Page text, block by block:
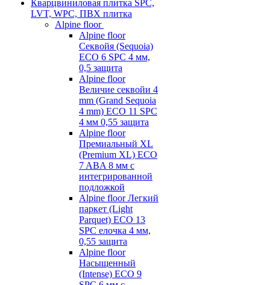
Кварцвиниловая плитка SPC,
LVT, WPC, ПВХ плитка
Alpine floor
Alpine floor
Секвойя (Sequoia)
ECO 6 SPC 4 мм,
0,5 защита
Alpine floor
Величие секвойи 4
mm (Grand Sequoia
4 mm) ECO 11 SPC
4 мм 0,55 защита
Alpine floor
Премиальный XL
(Premium XL) ECO
7 ABA 8 мм с
интегрированной
подложкой
Alpine floor Легкий
паркет (Light
Parquet) ECO 13
SPC елочка 4 мм,
0,55 защита
Alpine floor
Насыщенный
(Intense) ECO 9